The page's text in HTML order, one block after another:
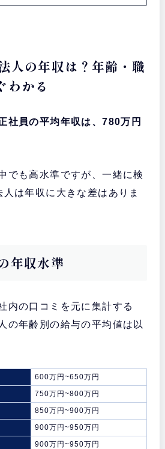
人の年収は？年齢・職
わかる
社員の平均年収は、780万円
でも高水準ですが、一緒に検
は年収に大きな差はありま
年収水準
内の口コミを元に集計する
の年齢別の給与の平均値は以
600万円~650万円
750万円~800万円
850万円~900万円
900万円~950万円
900万円~950万円